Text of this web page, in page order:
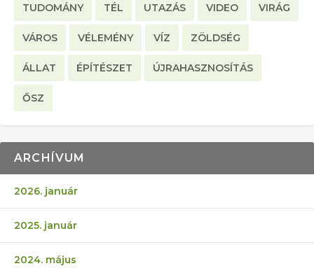
TUDOMÁNY TÉL UTAZÁS VIDEO VIRÁG
VÁROS VÉLEMÉNY VÍZ ZÖLDSÉG
ÁLLAT ÉPÍTÉSZET ÚJRAHASZNOSÍTÁS
ŐSZ
ARCHÍVUM
2026. január
2025. január
2024. május